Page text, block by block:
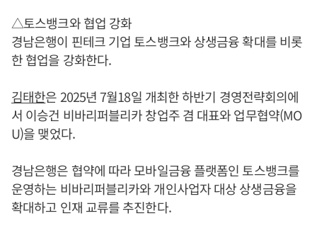
△토스뱅크와 협업 강화
경남은행이 핀테크 기업 토스뱅크와 상생금융 확대를 비롯
한 협업을 강화한다.
김태한은 2025년 7월18일 개최한 하반기 경영전략회의에
서 이승건 비바리퍼블리카 창업주 겸 대표와 업무협약(MO
U)을 맺었다.
경남은행은 협약에 따라 모바일금융 플랫폼인 토스뱅크를
운영하는 비바리퍼블리카와 개인사업자 대상 상생금융을
확대하고 인재 교류를 추진한다.